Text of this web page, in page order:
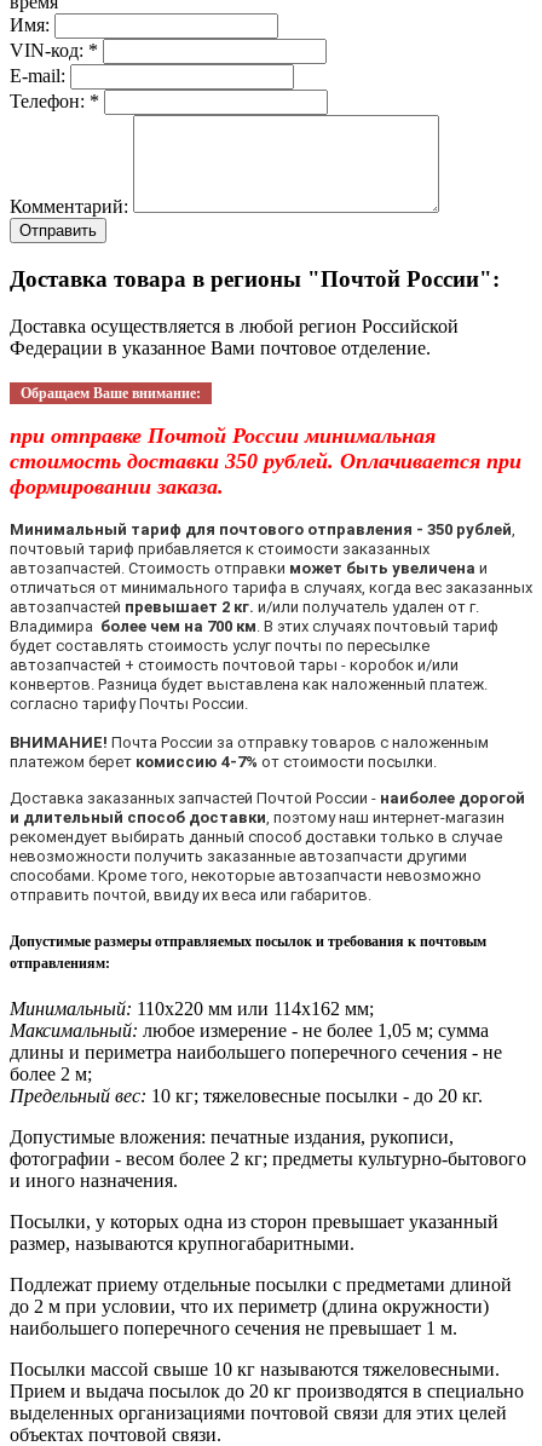
Имя:
VIN-код: *
E-mail:
Телефон: *
Комментарий:
Отправить
Доставка товара в регионы "Почтой России":
Доставка осуществляется в любой регион Российской
Федерации в указанное Вами почтовое отделение.
Обращаем Ваше внимание:
при отправке Почтой России минимальная
стоимость доставки 350 рублей. Оплачивается при
формировании заказа.
Минимальный тариф для почтового отправления - 350 рублей
почтовый тариф прибавляется к стоимости заказанных
автозапчастей. Стоимость отправки может быть увеличена и
отличаться от минимального тарифа в случаях, когда вес заказанных
автозапчастей превышает 2 кг. и/или получатель удален от г.
Владимира более чем на 700 км . В этих случаях почтовый тариф
будет составлять стоимость услуг почты по пересылке
автозапчастей + стоимость почтовой тары - коробок и/или
конвертов. Разница будет выставлена как наложенный платеж.
согласно тарифу Почты России.
ВНИМАНИЕ! Почта России за отправку товаров с наложенным
платежом берет комиссию 4-7% от стоимости посылки.
Доставка заказанных запчастей Почтой России - наиболее дорогой
и длительный способ доставки , поэтому наш интернет-магазин
рекомендует выбирать данный способ доставки только в случае
невозможности получить заказанные автозапчасти другими
способами. Кроме того, некоторые автозапчасти невозможно
отправить почтой, ввиду их веса или габаритов.
Допустимые размеры отправляемых посылок и требования к почтовым
отправлениям:
Минимальный: 110х220 мм или 114х162 мм;
Максимальный: любое измерение - не более 1,05 м; сумма
длины и периметра наибольшего поперечного сечения - не
более 2 м;
Предельный вес: 10 кг; тяжеловесные посылки - до 20 кг.
Допустимые вложения: печатные издания, рукописи,
фотографии - весом более 2 кг; предметы культурно-бытового
и иного назначения.
Посылки, у которых одна из сторон превышает указанный
размер, называются крупногабаритными.
Подлежат приему отдельные посылки с предметами длиной
до 2 м при условии, что их периметр (длина окружности)
наибольшего поперечного сечения не превышает 1 м.
Посылки массой свыше 10 кг называются тяжеловесными.
Прием и выдача посылок до 20 кг производятся в специально
выделенных организациями почтовой связи для этих целей
объектах почтовой связи.